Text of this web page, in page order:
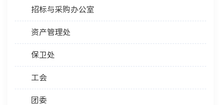
招标与采购办公室
资产管理处
保卫处
工会
团委